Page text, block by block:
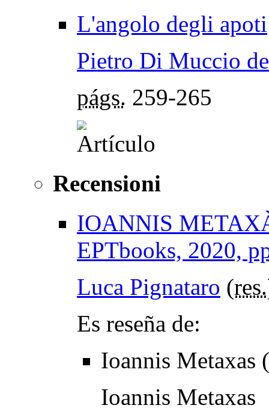
L'angolo degli apoti
Pietro Di Muccio
págs. 259-265
Recensioni
IOANNIS
EPTbooks, 2020,
Luca Pignataro (res.
Es reseña de:
Ioannis Metaxas
Ioannis Metaxas